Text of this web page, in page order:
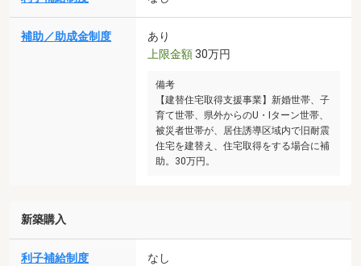
補助／助成金制度
あり
上限金額30万円
備考
【建替住宅取得支援事業】新婚世帯、子
育て世帯、県外からのU・Iターン世帯、
被災者世帯が、居住誘導区域内で旧耐震
住宅を建替え、住宅取得をする場合に補
助。30万円。
新築購入
利子補給制度 なし